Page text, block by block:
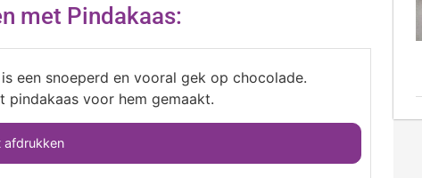
met Pindakaas:
een snoeperd en vooral gek op chocolade.
voor hem gemaakt.
afdrukken